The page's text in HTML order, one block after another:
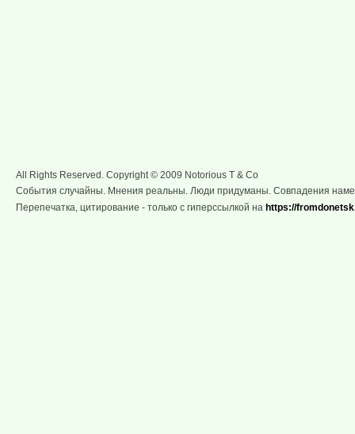
All Rights Reserved. Copyright © 2009 Notorious T & Co
События случайны. Мнения реальны. Люди придуманы. Совпадения
Перепечатка, цитирование - только с гиперссылкой на https://